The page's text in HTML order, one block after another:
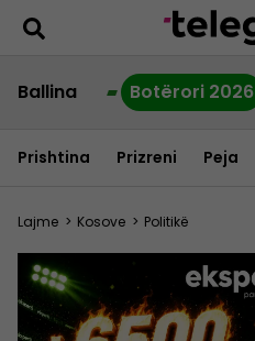
Ballina Botërori 2026
Prishtina Prizreni Peja
Lajme > Kosove > Politikë